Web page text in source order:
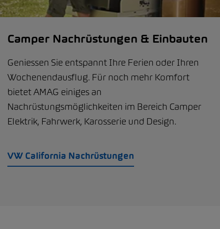
Camper Nachrüstungen & Einbauten
Geniessen Sie entspannt Ihre Ferien oder Ihren
Wochenendausflug. Für noch mehr Komfort
bietet AMAG einiges an
Nachrüstungsmöglichkeiten im Bereich Camper
Elektrik, Fahrwerk, Karosserie und Design.
VW California Nachrüstungen